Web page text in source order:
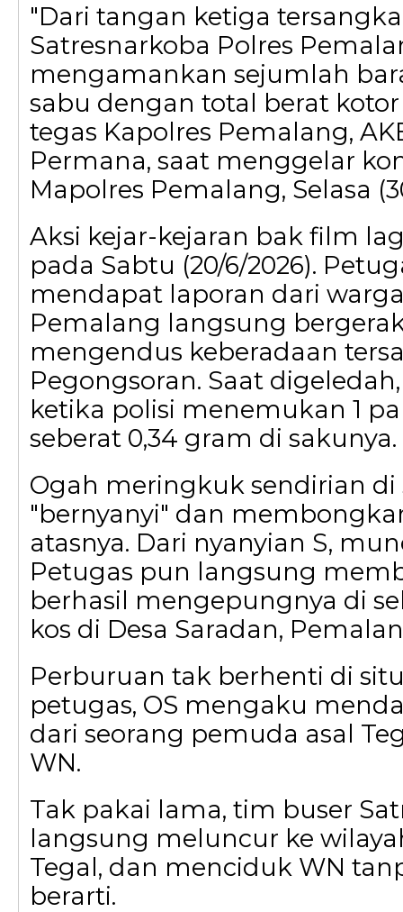
"Dari tangan ketiga
Satresnarkoba Polres
mengamankan sejumlah
sabu dengan total berat kotor
tegas Kapolres Pemalang,
Permana, saat menggelar
Mapolres Pemalang, Selasa
Aksi kejar-kejaran bak film
pada Sabtu (20/6/2026).
mendapat laporan dari
Pemalang langsung
mengendus keberadaan
Pegongsoran. Saat
ketika polisi menemukan 1
seberat 0,34 gram di sakunya.
Ogah meringkuk sendirian di
"bernyanyi" dan
atasnya. Dari nyanyian S,
Petugas pun langsung
berhasil mengepungnya di
kos di Desa Saradan,
Perburuan tak berhenti di
petugas, OS mengaku
dari seorang pemuda asal
WN.
Tak pakai lama, tim buser
langsung meluncur ke
Tegal, dan menciduk WN
berarti.